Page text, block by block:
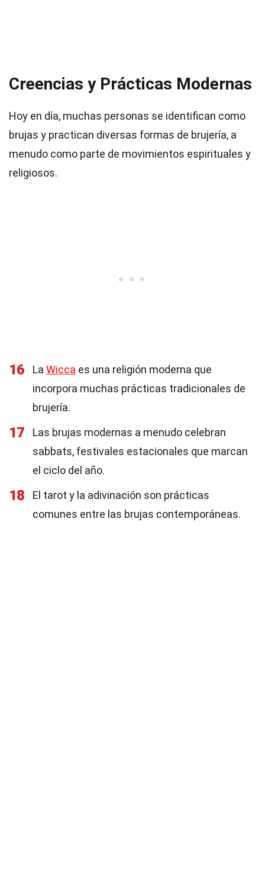
Creencias y Prácticas Modernas
Hoy en día, muchas personas se identifican como
brujas y practican diversas formas de brujería, a
menudo como parte de movimientos espirituales y
religiosos.
16 La Wicca es una religión moderna que
incorpora muchas prácticas tradicionales de
brujería.
17
Las brujas modernas a menudo celebran
sabbats, festivales estacionales que marcan
el ciclo del año.
18
El tarot y la adivinación son prácticas
comunes entre las brujas contemporáneas.